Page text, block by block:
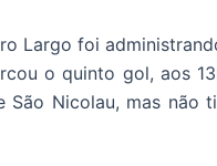
Largo foi
o quinto gol, aos
São Nicolau, mas